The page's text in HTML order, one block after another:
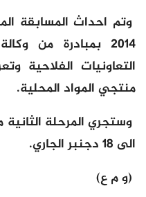
وتم احداث المسابقة
2014 بمبادرة من
التعاونيات الفلاحية
منتجي المواد المحلية.
الى 18 دجنبر الجاري.
(و م ع)